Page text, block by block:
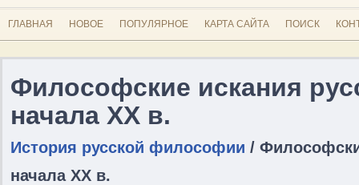
ГЛАВНАЯ НОВОЕ ПОПУЛЯРНОЕ КАРТА САЙТА ПОИСК
Философские искания
начала XX в.
История русской философии /
начала XX в.